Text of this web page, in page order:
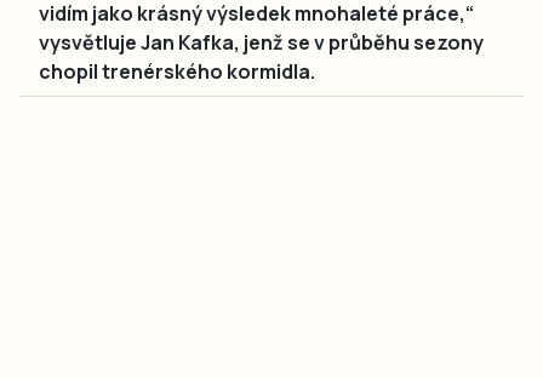
vidím jako krásný výsledek mnohaleté práce,“
vysvětluje Jan Kafka, jenž se v průběhu sezony
chopil trenérského kormidla.